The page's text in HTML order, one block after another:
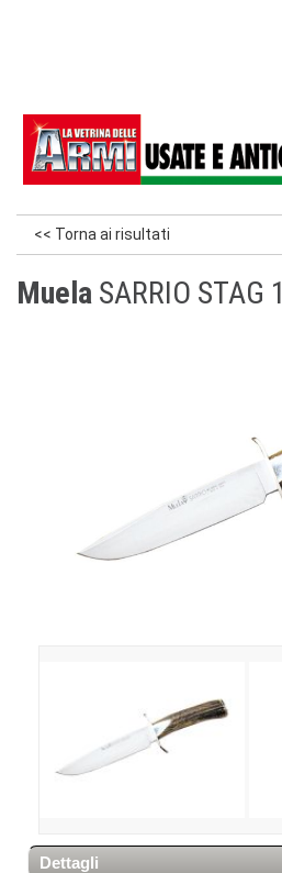
<< Torna ai risultati
Muela SARRIO STAG
Dettagli